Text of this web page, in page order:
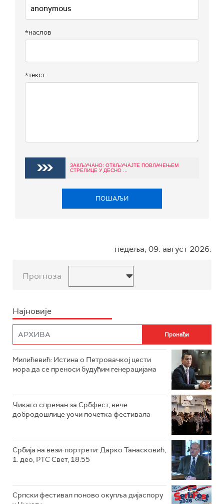
*наслов
*текст
ЗАКЉУЧАНО: ОТКЉУЧАЈТЕ ПОВЛАЧЕЊЕМ
СТРЕЛИЦЕ У ДЕСНО ...
ПОШАЉИ
недеља, 09. август 2026.
Прогноза
Најновије
Милићевић: Истина о Петровачкој цести
мора да се преноси будућим генерацијама
Чикаго спреман за Србфест, вече
добродошлице уочи почетка фестивала
Србија на вези-портрети: Дарко Танасковић,
1. део, РТС Свет, 18.55
Српски фестивал поново окупља дијаспору